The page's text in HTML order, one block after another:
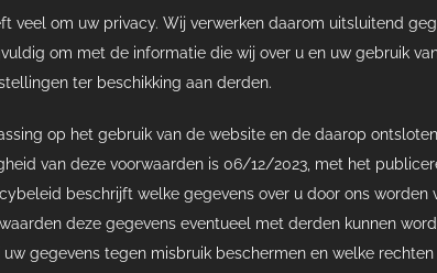
veel om uw privacy. Wij verwerken daarom uitsluitend
om met de informatie die wij over u en uw gebruik
ter beschikking aan derden.
op het gebruik van de website en de daarop
van deze voorwaarden is 06/12/2023, met het
beschrijft welke gegevens over u door ons
deze gegevens eventueel met derden kunnen
gegevens tegen misbruik beschermen en welke